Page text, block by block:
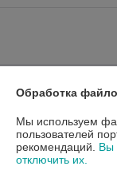
Информация для
Индивидуальный
Михайловна
Пушкина 22а/5
Обработка
Мы используем
пользователей
рекомендаций. Вы
отключить их.